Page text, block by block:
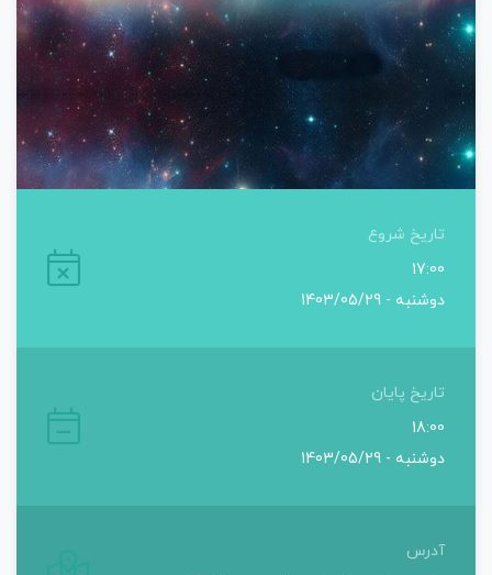
تاریخ شروع
17:00
دوشنبه - 1403/05/29
تاریخ پایان
18:00
دوشنبه - 1403/05/29
آدرس